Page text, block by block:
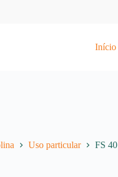
Início
Uso particular FS 40